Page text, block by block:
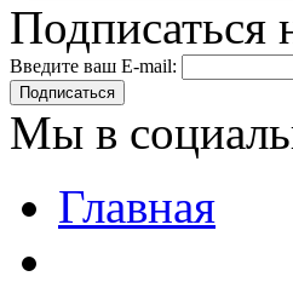
Подписаться
Введите ваш E-mail:
Подписаться
Мы в
Главная